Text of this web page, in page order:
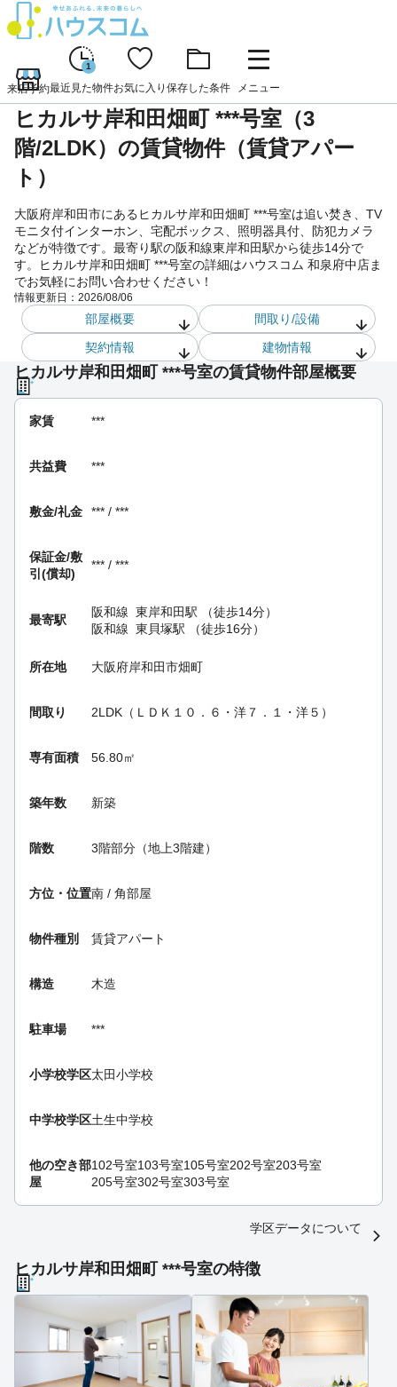
来店予約
1
最近見た物件お気に入り 保存した条件 メニュー
ヒカルサ岸和田畑町 ***号室（3
階/2LDK）の賃貸物件（賃貸アパー
ト）
大阪府岸和田市にあるヒカルサ岸和田畑町 ***号室は追い焚き、TV
モニタ付インターホン、宅配ボックス、照明器具付、防犯カメラ
などが特徴です。最寄り駅の阪和線東岸和田駅から徒歩14分で
す。ヒカルサ岸和田畑町 ***号室の詳細はハウスコム 和泉府中店ま
でお気軽にお問い合わせください！
情報更新日： 2026/08/06
部屋概要
間取り/設備
契約情報
建物情報
ヒカルサ岸和田畑町 ***号室の賃貸物件部屋概要
家賃 ***
共益費 ***
敷金/礼金 *** / ***
保証金/敷
引(償却)
*** / ***
最寄駅
阪和線 東岸和田駅 （徒歩14分）
阪和線 東貝塚駅 （徒歩16分）
所在地 大阪府岸和田市畑町
間取り 2LDK（ＬＤＫ１０．６・洋７．１・洋５）
専有面積 56.80㎡
築年数 新築
階数 3階部分（地上3階建）
方位・位置南 / 角部屋
物件種別 賃貸アパート
構造 木造
駐車場 ***
小学校学区太田小学校
中学校学区土生中学校
他の空き部
屋
102号室103号室105号室202号室203号室
205号室302号室303号室
学区データについて
ヒカルサ岸和田畑町 ***号室の特徴